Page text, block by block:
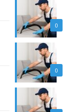
0
0